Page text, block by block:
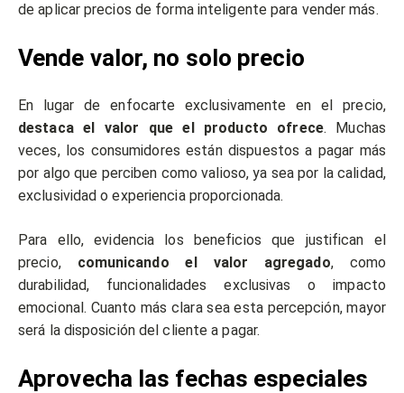
de aplicar precios de forma inteligente para vender más.
Vende valor, no solo precio
En lugar de enfocarte exclusivamente en el precio,
destaca el valor que el producto ofrece. Muchas
veces, los consumidores están dispuestos a pagar más
por algo que perciben como valioso, ya sea por la calidad,
exclusividad o experiencia proporcionada.
Para ello, evidencia los beneficios que justifican el
precio, comunicando el valor agregado, como
durabilidad, funcionalidades exclusivas o impacto
emocional. Cuanto más clara sea esta percepción, mayor
será la disposición del cliente a pagar.
Aprovecha las fechas especiales